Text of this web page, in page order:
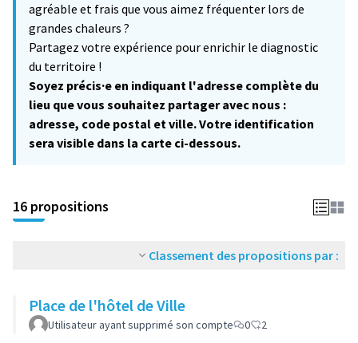
agréable et frais que vous aimez fréquenter lors de
grandes chaleurs ?
Partagez votre expérience pour enrichir le diagnostic
du territoire !
Soyez précis·e en indiquant l'adresse complète du
lieu que vous souhaitez partager avec nous :
adresse, code postal et ville. Votre identification
sera visible dans la carte ci-dessous.
16 propositions
Classement des propositions par :
Place de l'hôtel de Ville
Utilisateur ayant supprimé son compte 0 2